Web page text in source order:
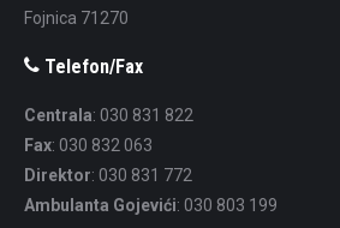
Fojnica 71270
Telefon/Fax
Centrala: 030 831 822
Fax: 030 832 063
Direktor: 030 831 772
Ambulanta Gojevići: 030 803 199